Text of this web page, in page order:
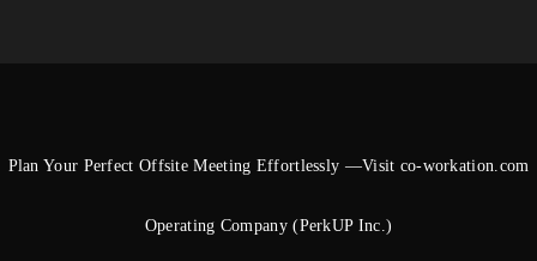
Plan Your Perfect Offsite Meeting Effortlessly —Visit co-workation.com
Operating Company (PerkUP Inc.)